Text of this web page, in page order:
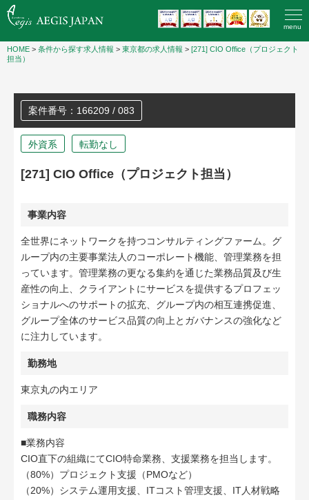
menu
HOME > 条件から探す求人情報 > 東京都の求人情報 > [271] CIO Office（プロジェクト
担当）
案件番号：166209 / 083
外資系 転勤なし
[271] CIO Office（プロジェクト担当）
事業内容
全世界にネットワークを持つコンサルティングファーム。グ
ループ内の主要事業法人のコーポレート機能、管理業務を担
っています。管理業務の更なる集約を通じた業務品質及び生
産性の向上、クライアントにサービスを提供するプロフェッ
ショナルへのサポートの拡充、グループ内の相互連携促進、
グループ全体のサービス品質の向上とガバナンスの強化など
に注力しています。
勤務地
東京丸の内エリア
職務内容
■業務内容
CIO直下の組織にてCIO特命業務、支援業務を担当します。
（80%）プロジェクト支援（PMOなど）
（20%）システム運用支援、ITコスト管理支援、IT人材戦略